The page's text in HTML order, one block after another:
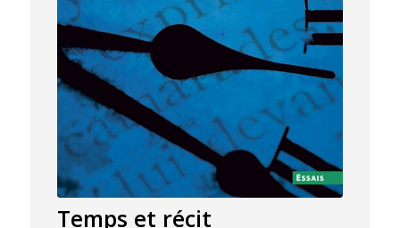
Temps et récit